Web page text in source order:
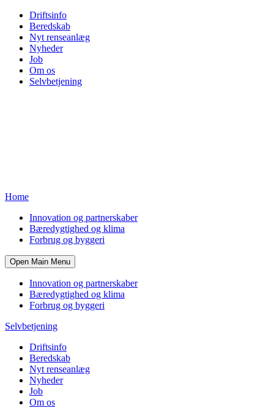
Driftsinfo
Beredskab
Nyt renseanlæg
Nyheder
Job
Om os
Selvbetjening
Home
Innovation og partnerskaber
Bæredygtighed og klima
Forbrug og byggeri
Open Main Menu
Innovation og partnerskaber
Bæredygtighed og klima
Forbrug og byggeri
Selvbetjening
Driftsinfo
Beredskab
Nyt renseanlæg
Nyheder
Job
Om os